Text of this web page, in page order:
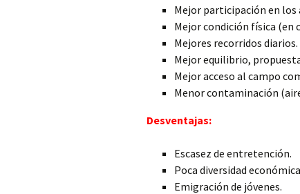
Mejor participación en
Mejor condición física (en
Mejores recorridos diarios.
Mejor equilibrio,
Mejor acceso al campo
Menor contaminación
Desventajas:
Escasez de entretención.
Poca diversidad
Emigración de jóvenes.